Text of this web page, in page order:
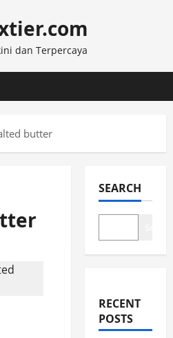
dan Terpercaya
butter
SEARCH
RECENT
POSTS